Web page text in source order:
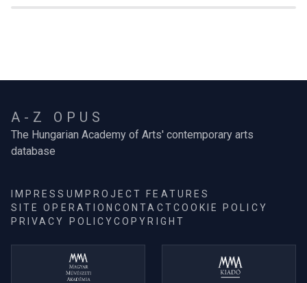
A-Z OPUS
The Hungarian Academy of Arts' contemporary arts
database
IMPRESSUM PROJECT FEATURES
SITE OPERATIONCONTACTCOOKIE POLICY
PRIVACY POLICYCOPYRIGHT